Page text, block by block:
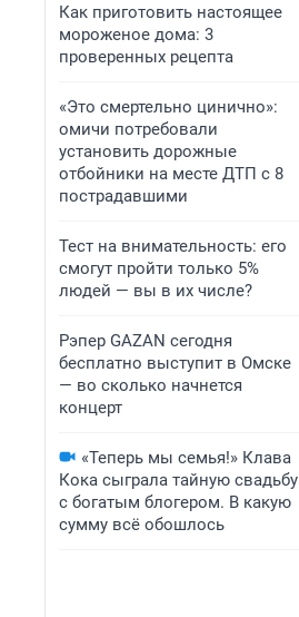
Как приготовить настоящее
мороженое дома: 3
проверенных рецепта
«Это смертельно цинично»:
омичи потребовали
установить дорожные
отбойники на месте ДТП с 8
пострадавшими
Тест на внимательность: его
смогут пройти только 5%
людей — вы в их числе?
Рэпер GAZAN сегодня
бесплатно выступит в Омске
— во сколько начнется
концерт
«Теперь мы семья!» Клава
Кока сыграла тайную свадьбу
с богатым блогером. В какую
сумму всё обошлось